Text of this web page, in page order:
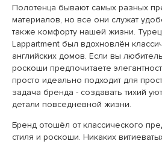
Полотенца бывают самых разных
материалов, но все они служат
также комфорту нашей жизни.
Lappartment был вдохновлён
английских домов. Если вы
роскоши предпочитаете
просто идеально подходит для
задача бренда - создавать тихий
детали повседневной жизни.
Бренд отошёл от классического
стиля и роскоши. Никаких